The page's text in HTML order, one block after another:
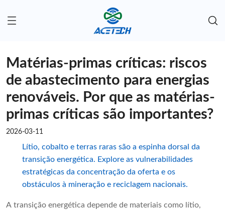
Matérias-primas críticas: riscos
de abastecimento para energias
renováveis. Por que as matérias-
primas críticas são importantes?
2026-03-11
Lítio, cobalto e terras raras são a espinha dorsal da
transição energética. Explore as vulnerabilidades
estratégicas da concentração da oferta e os
obstáculos à mineração e reciclagem nacionais.
A transição energética depende de materiais como lítio,